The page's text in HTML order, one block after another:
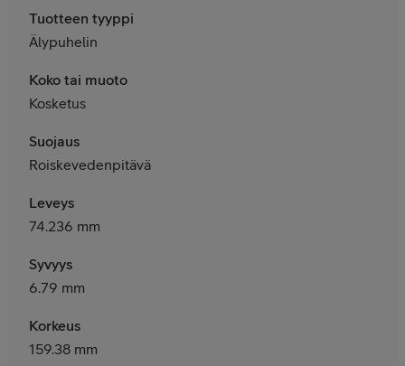
Tuotteen tyyppi
Älypuhelin
Koko tai muoto
Kosketus
Suojaus
Roiskevedenpitävä
Leveys
74.236 mm
Syvyys
6.79 mm
Korkeus
159.38 mm